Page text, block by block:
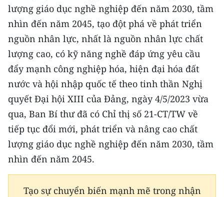
lượng giáo dục nghề nghiệp đến năm 2030, tầm
nhìn đến năm 2045, tạo đột phá về phát triển
nguồn nhân lực, nhất là nguồn nhân lực chất
lượng cao, có kỹ năng nghề đáp ứng yêu cầu
đẩy mạnh công nghiệp hóa, hiện đại hóa đất
nước và hội nhập quốc tế theo tinh thần Nghị
quyết Đại hội XIII của Đảng, ngày 4/5/2023 vừa
qua, Ban Bí thư đã có Chỉ thị số 21-CT/TW về
tiếp tục đổi mới, phát triển và nâng cao chất
lượng giáo dục nghề nghiệp đến năm 2030, tầm
nhìn đến năm 2045.
Tạo sự chuyển biến mạnh mẽ trong nhận